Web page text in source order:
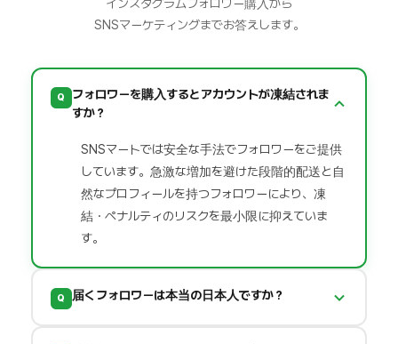
インスタグラムフォロワー購入から
SNSマーケティングまでお答えします。
Q
フォロワーを購入するとアカウントが凍結されま
すか？
SNSマートでは安全な手法でフォロワーをご提供
しています。急激な増加を避けた段階的配送と自
然なプロフィールを持つフォロワーにより、凍
結・ペナルティのリスクを最小限に抑えていま
す。
Q 届くフォロワーは本当の日本人ですか？